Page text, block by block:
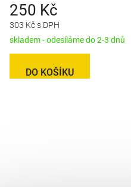
303 Kč s DPH
250 Kč
skladem - odesíláme do 2-3 dnů
DO KOŠÍKU